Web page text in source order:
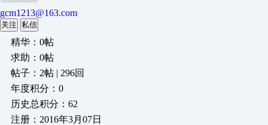
gcm1213@163.com
关注 私信
精华：0帖
求助：0帖
帖子：2帖 | 296回
年度积分：0
历史总积分：62
注册：2016年3月07日